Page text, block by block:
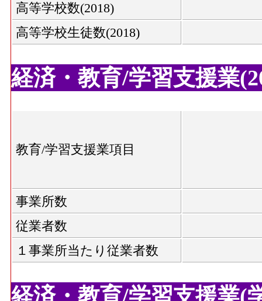
高等学校数(2018)
高等学校生徒数(2018)
経済・教育/学習支援業
教育/学習支援業項目
事業所数
従業者数
１事業所当たり従業者数
経済・教育/学習支援業(